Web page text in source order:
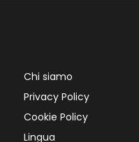
Chi siamo
Privacy Policy
Cookie Policy
Lingua